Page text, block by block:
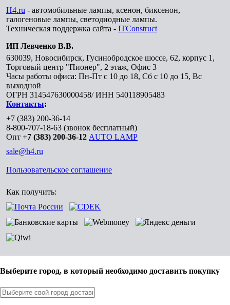
H4.ru - автомобильные лампы, ксенон, биксенон,
галогеновые лампы, светодиодные лампы.
Техническая поддержка сайта - ITConstruct
ИП Левченко В.В.
630039, Новосибирск, Гусинобродское шоссе, 62, корпус 1,
Торговый центр "Пионер", 2 этаж, Офис 3
Часы работы офиса: Пн-Пт с 10 до 18, Сб с 10 до 15, Вс
выходной
ОГРН 314547630000458/ ИНН 540118905483
Контакты:
+7 (383) 200-36-14
8-800-707-18-63 (звонок бесплатный)
Опт +7 (383) 200-36-12 AUTO LAMP
sale@h4.ru
Пользовательское соглашение
Как получить:
Выберите город, в который необходимо доставить покупку